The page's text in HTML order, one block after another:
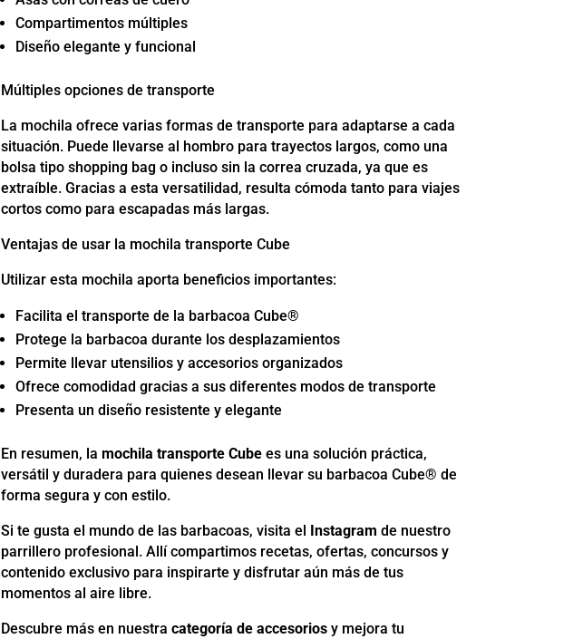
Compartimentos múltiples
Diseño elegante y funcional
Múltiples opciones de transporte
La mochila ofrece varias formas de transporte para adaptarse a cada
situación. Puede llevarse al hombro para trayectos largos, como una
bolsa tipo shopping bag o incluso sin la correa cruzada, ya que es
extraíble. Gracias a esta versatilidad, resulta cómoda tanto para viajes
cortos como para escapadas más largas.
Ventajas de usar la mochila transporte Cube
Utilizar esta mochila aporta beneficios importantes:
Facilita el transporte de la barbacoa Cube®
Protege la barbacoa durante los desplazamientos
Permite llevar utensilios y accesorios organizados
Ofrece comodidad gracias a sus diferentes modos de transporte
Presenta un diseño resistente y elegante
En resumen, la mochila transporte Cubees una solución práctica,
versátil y duradera para quienes desean llevar su barbacoa Cube® de
forma segura y con estilo.
Si te gusta el mundo de las barbacoas, visita el Instagram de nuestro
parrillero profesional. Allí compartimos recetas, ofertas, concursos y
contenido exclusivo para inspirarte y disfrutar aún más de tus
momentos al aire libre.
Descubre más en nuestra categoría de accesoriosy mejora tu